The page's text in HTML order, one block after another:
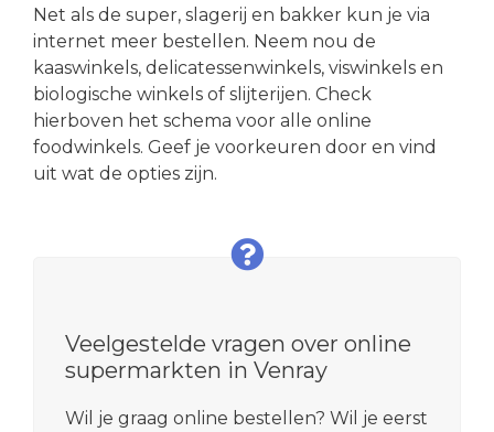
Net als de super, slagerij en bakker kun je via
internet meer bestellen. Neem nou de
kaaswinkels, delicatessenwinkels, viswinkels en
biologische winkels of slijterijen. Check
hierboven het schema voor alle online
foodwinkels. Geef je voorkeuren door en vind
uit wat de opties zijn.
Veelgestelde vragen over online
supermarkten in Venray
Wil je graag online bestellen? Wil je eerst